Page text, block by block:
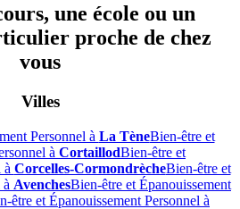
une école ou un
proche de chez
vous
Villes
Personnel à La TèneBien-être et
à CortaillodBien-être et
à Corcelles-CormondrècheBien-être et
AvenchesBien-être et Épanouissement
être et Épanouissement Personnel à